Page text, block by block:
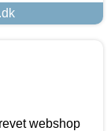
webshop